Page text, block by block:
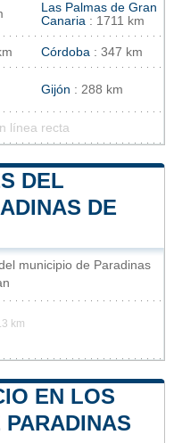
Las Palmas de Gran
Canaria : 1711 km
Córdoba : 347 km
Gijón : 288 km
línea recta
DEL
DE
municipio de Paradinas
km
EN LOS